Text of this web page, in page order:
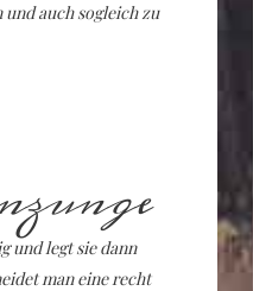
auch sogleich zu
und legt sie dann
man eine recht